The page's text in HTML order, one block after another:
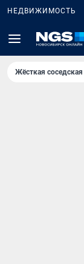
НЕДВИЖИМОСТЬ
Жёсткая